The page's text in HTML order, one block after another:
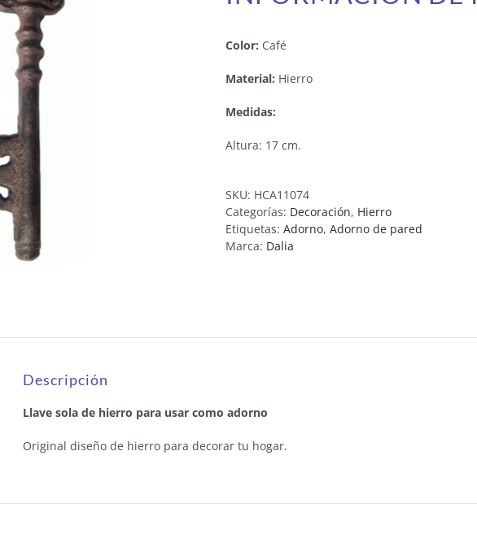
Color: Café
Material: Hierro
Medidas:
Altura: 17 cm.
SKU: HCA11074
Categorías: Decoración, Hierro
Etiquetas: Adorno, Adorno de pared
Marca: Dalia
Descripción
Llave sola de hierro para usar como adorno
Original diseño de hierro para decorar tu hogar.